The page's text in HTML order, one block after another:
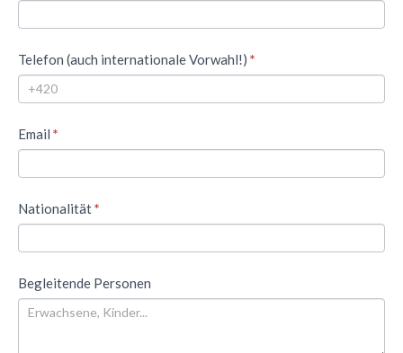
Telefon (auch internationale Vorwahl!) *
Email *
Nationalität*
Begleitende Personen